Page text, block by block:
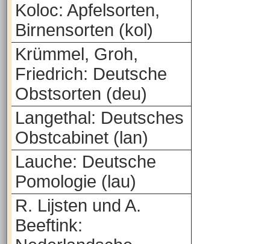
Koloc: Apfelsorten,
Birnensorten (kol)
Krümmel, Groh,
Friedrich: Deutsche
Obstsorten (deu)
Langethal: Deutsches
Obstcabinet (lan)
Lauche: Deutsche
Pomologie (lau)
R. Lijsten und A.
Beeftink: